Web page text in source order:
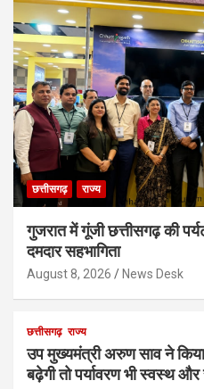
छत्तीसगढ़ राज्य
गुजरात में गूंजी छत्तीसगढ़ की
दमदार सहभागिता
August 8, 2026 News Desk
छत्तीसगढ़ राज्य
उप मुख्यमंत्री अरुण साव ने किया
बढ़ेगी तो पर्यावरण भी स्वस्थ